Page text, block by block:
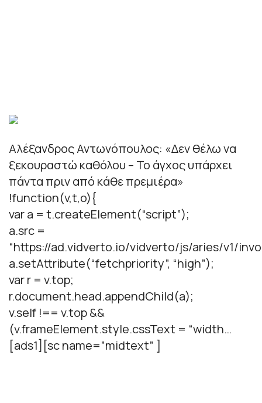
Αλέξανδρος Αντωνόπουλος: «Δεν θέλω να
ξεκουραστώ καθόλου – Το άγχος υπάρχει
πάντα πριν από κάθε πρεμιέρα»
!function(v,t,o){
var a = t.createElement(“script”);
a.src =
“https://ad.vidverto.io/vidverto/js/aries/v1/
a.setAttribute(“fetchpriority”, “high”);
var r = v.top;
r.document.head.appendChild(a);
v.self !== v.top &&
(v.frameElement.style.cssText = “width…
[ads1][sc name=”midtext” ]